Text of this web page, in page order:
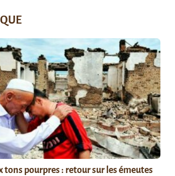
tons pourpres : retour sur les émeutes